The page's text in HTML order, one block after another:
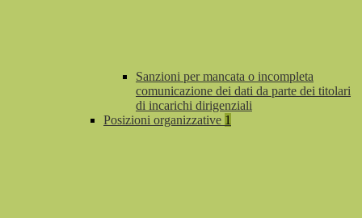
Sanzioni per mancata o incompleta
comunicazione dei dati da parte dei titolari
di incarichi dirigenziali
Posizioni organizzative 1